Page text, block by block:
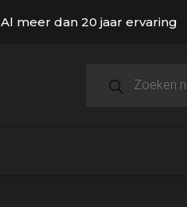
Al meer dan 20 jaar ervaring
zoeken